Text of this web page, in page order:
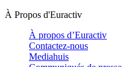
À Propos d'Euractiv
À propos d’Euractiv
Contactez-nous
Mediahuis